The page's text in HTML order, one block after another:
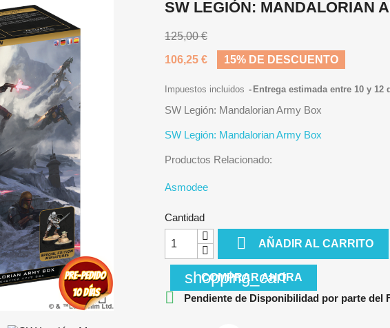

SW LEGIÓN: MANDALORIAN
125,00 €
106,25 €
15% DE DESCUENTO
Impuestos incluidos Entrega estimada entre 10 y 12
SW Legión: Mandalorian Army Box
SW Legión: Mandalorian Army Box
Productos Relacionado:
Asmodee
Cantidad
 AÑADIR AL CARRITO
shopping_cart
COMPRAR AHORA
 Pendiente de Disponibilidad por parte del